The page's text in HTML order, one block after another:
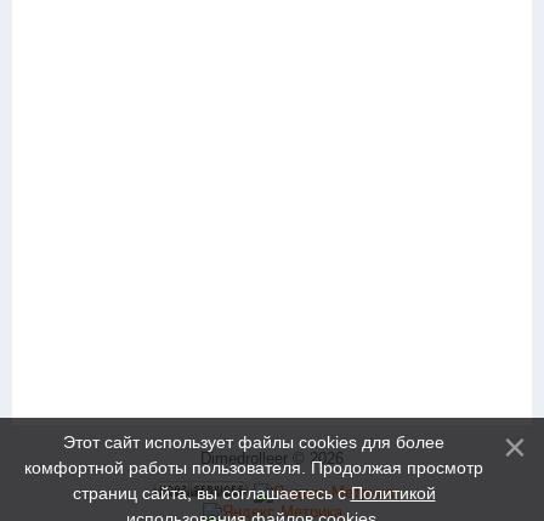
Dimedrolleer © 2026
Этот сайт использует файлы cookies для более
комфортной работы пользователя. Продолжая просмотр
страниц сайта, вы соглашаетесь сПолитикой